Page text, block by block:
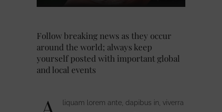
Follow breaking news as they occur
around the world; always keep
yourself posted with important global
and local events
liquam lorem ante, dapibus in, viverra